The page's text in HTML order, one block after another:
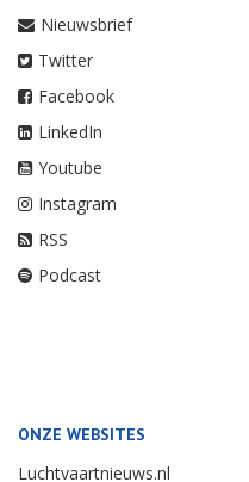
Nieuwsbrief
Twitter
Facebook
LinkedIn
Youtube
Instagram
RSS
Podcast
ONZE WEBSITES
Luchtvaartnieuws.nl